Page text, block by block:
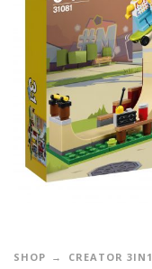
SHOP CREATOR 3IN1